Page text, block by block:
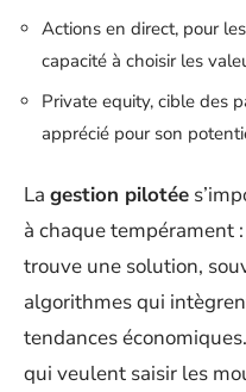
Actions en direct, pour
capacité à choisir les
Private equity, cible des
apprécié pour son
La gestion pilotée
à chaque tempérament
trouve une solution,
algorithmes qui
tendances
qui veulent saisir les